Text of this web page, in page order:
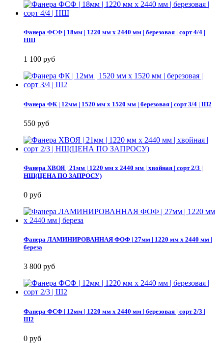
Фанера ФСФ | 18мм | 1220 мм х 2440 мм | березовая | сорт 4/4 |
НШ
1 100 руб
Фанера ФК | 12мм | 1520 мм х 1520 мм | березовая | сорт 3/4 | Ш2
550 руб
Фанера ХВОЯ | 21мм | 1220 мм х 2440 мм | хвойная | сорт 2/3 |
НШ(ЦЕНА ПО ЗАПРОСУ)
0 руб
Фанера ЛАМИНИРОВАННАЯ ФОФ | 27мм | 1220 мм х 2440 мм |
береза
3 800 руб
Фанера ФСФ | 12мм | 1220 мм х 2440 мм | березовая | сорт 2/3 |
Ш2
0 руб